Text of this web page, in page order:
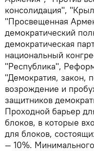
консолидация",
"Просвещенная
демократический
демократическая
национальный
"Республика",
"Демократия, закон,
возрождение и
защитников
Проходной барьер
блоков, в которые
для блоков,
— 10%.